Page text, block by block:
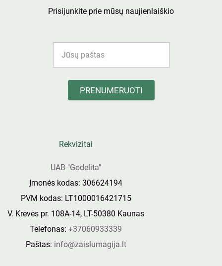
Prisijunkite prie mūsų naujienlaiškio
PRENUMERUOTI
Rekvizitai
UAB "Godelita"
Įmonės kodas: 306624194
PVM kodas: LT1000016421715
V. Krėvės pr. 108A-14, LT-50380 Kaunas
Telefonas: +37060933339
Paštas: info@zaislumagija.lt